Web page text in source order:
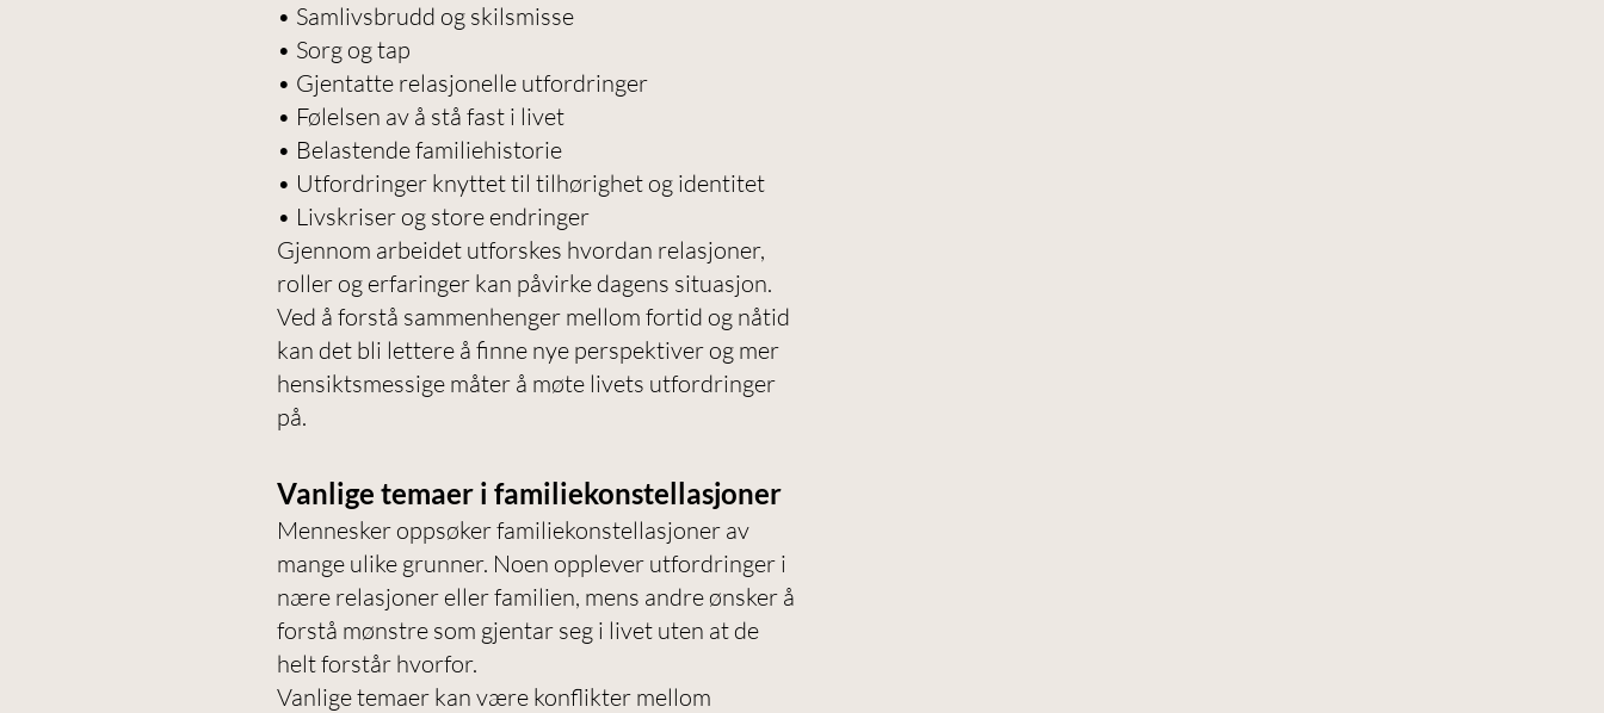
• Samlivsbrudd og skilsmisse
• Sorg og tap
• Gjentatte relasjonelle utfordringer
• Følelsen av å stå fast i livet
• Belastende familiehistorie
• Utfordringer knyttet til tilhørighet og identitet
• Livskriser og store endringer
Gjennom arbeidet utforskes hvordan relasjoner,
roller og erfaringer kan påvirke dagens situasjon.
Ved å forstå sammenhenger mellom fortid og nåtid
kan det bli lettere å finne nye perspektiver og mer
hensiktsmessige måter å møte livets utfordringer
på.
Vanlige temaer i familiekonstellasjoner
Mennesker oppsøker familiekonstellasjoner av
mange ulike grunner. Noen opplever utfordringer i
nære relasjoner eller familien, mens andre ønsker å
forstå mønstre som gjentar seg i livet uten at de
helt forstår hvorfor.
Vanlige temaer kan være konflikter mellom